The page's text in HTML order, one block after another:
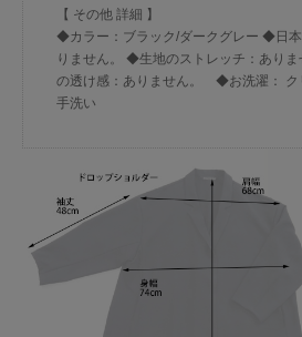
【 その他 詳細 】
◆カラー：ブラック/ダークグレー ◆日
りません。 ◆生地のストレッチ：あり
の透け感：ありません。 ◆お洗濯： ク
手洗い